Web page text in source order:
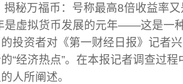
揭秘万福币：号称最高8倍收益率
是虚拟货币发展的元年——这是一
投资者对《第一财经日报》记者
经济热点”。在本报记者调查过程
人所阐述。